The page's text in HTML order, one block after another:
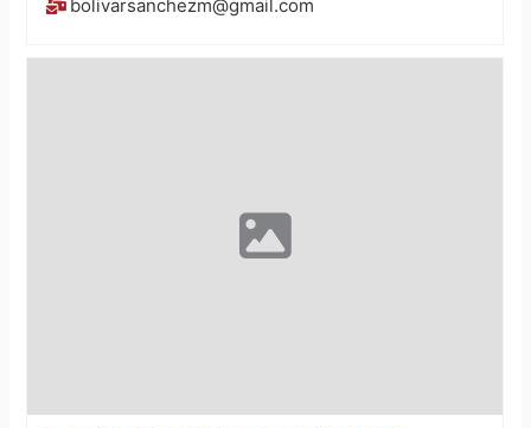
bolivarsanchezm@gmail.com